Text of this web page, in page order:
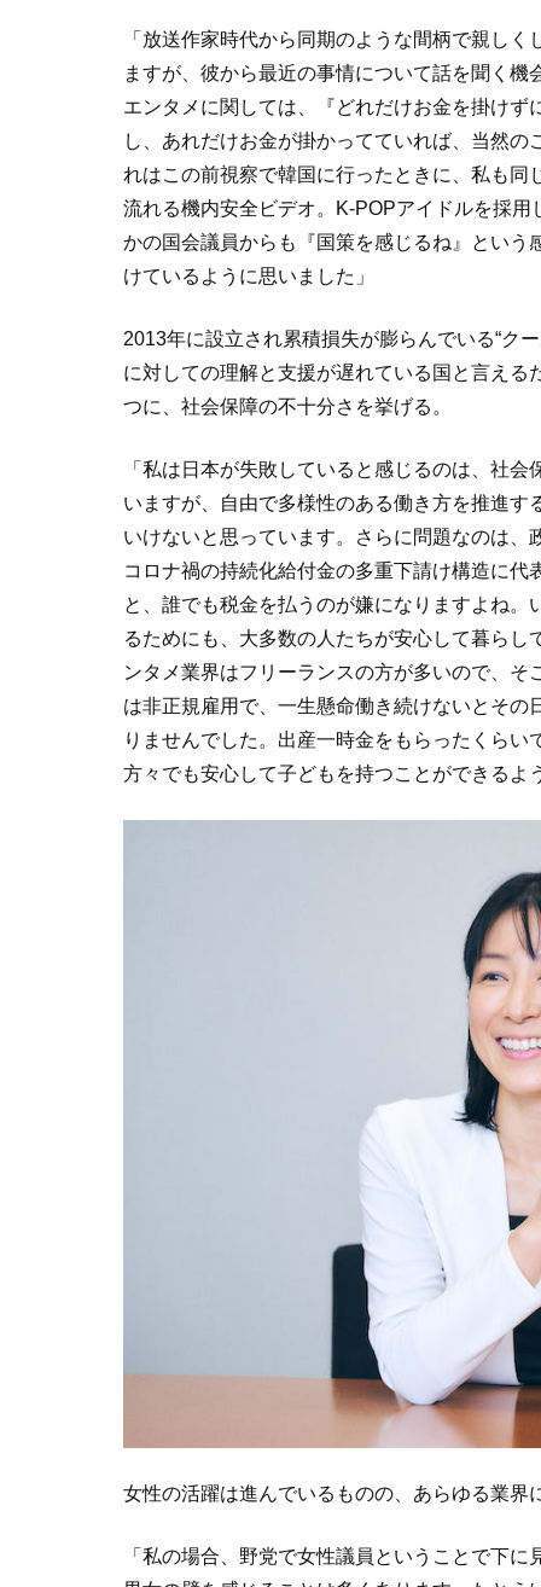
「放送作家時代から同期のような間柄で親し
ますが、彼から最近の事情について話を聞く
エンタメに関しては、『どれだけお金を掛け
し、あれだけお金が掛かってていれば、当然
れはこの前視察で韓国に行ったときに、私も
流れる機内安全ビデオ。K-POPアイドルを採
かの国会議員からも『国策を感じるね』とい
けているように思いました」
2013年に設立され累積損失が膨らんでいる“ク
に対しての理解と支援が遅れている国と言え
つに、社会保障の不十分さを挙げる。
「私は日本が失敗していると感じるのは、社
いますが、自由で多様性のある働き方を推進
いけないと思っています。さらに問題なのは
コロナ禍の持続化給付金の多重下請け構造に
と、誰でも税金を払うのが嫌になりますよね
るためにも、大多数の人たちが安心して暮ら
ンタメ業界はフリーランスの方が多いので、
は非正規雇用で、一生懸命働き続けないとそ
りませんでした。出産一時金をもらったくら
方々でも安心して子どもを持つことができる
女性の活躍は進んでいるものの、あらゆる業
「私の場合、野党で女性議員ということで下